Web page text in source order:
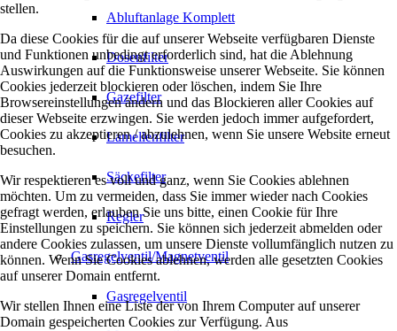
Abluftanlage Komplett
Dosenfilter
Gazefilter
Lamellenfilter
Säckefilter
Regler
Gasregelventil/Magnetventil
Gasregelventil
stellen.
Da diese Cookies für die auf unserer Webseite verfügbaren Dienste
und Funktionen unbedingt erforderlich sind, hat die Ablehnung
Auswirkungen auf die Funktionsweise unserer Webseite. Sie können
Cookies jederzeit blockieren oder löschen, indem Sie Ihre
Browsereinstellungen ändern und das Blockieren aller Cookies auf
dieser Webseite erzwingen. Sie werden jedoch immer aufgefordert,
Cookies zu akzeptieren / abzulehnen, wenn Sie unsere Website erneut
besuchen.
Wir respektieren es voll und ganz, wenn Sie Cookies ablehnen
möchten. Um zu vermeiden, dass Sie immer wieder nach Cookies
gefragt werden, erlauben Sie uns bitte, einen Cookie für Ihre
Einstellungen zu speichern. Sie können sich jederzeit abmelden oder
andere Cookies zulassen, um unsere Dienste vollumfänglich nutzen zu
können. Wenn Sie Cookies ablehnen, werden alle gesetzten Cookies
auf unserer Domain entfernt.
Wir stellen Ihnen eine Liste der von Ihrem Computer auf unserer
Domain gespeicherten Cookies zur Verfügung. Aus